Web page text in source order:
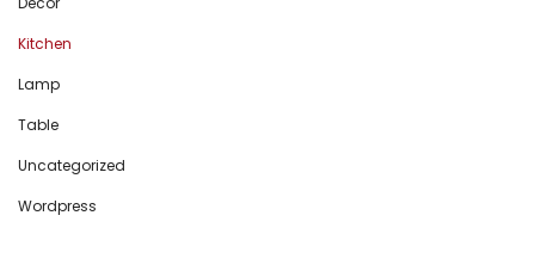
Kitchen
Lamp
Table
Uncategorized
Wordpress